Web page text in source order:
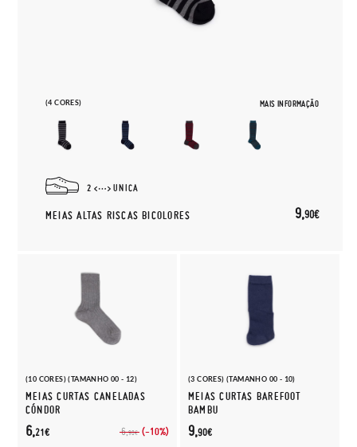
(4 CORES) MAIS INFORMAÇÃO
2 UNICA
MEIAS ALTAS RISCAS BICOLORES 9,90€
(10 CORES) (TAMANHO 00 - 12)
MEIAS CURTAS CANELADAS
CÓNDOR
6,90€ (-10%)
6,21€
(3 CORES) (TAMANHO 00 - 10)
MEIAS CURTAS BAREFOOT
BAMBU
9,90€